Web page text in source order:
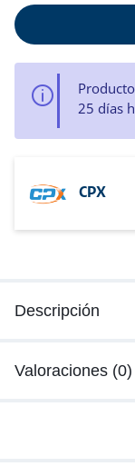
25 días
CPX
Descripción
Valoraciones (0)